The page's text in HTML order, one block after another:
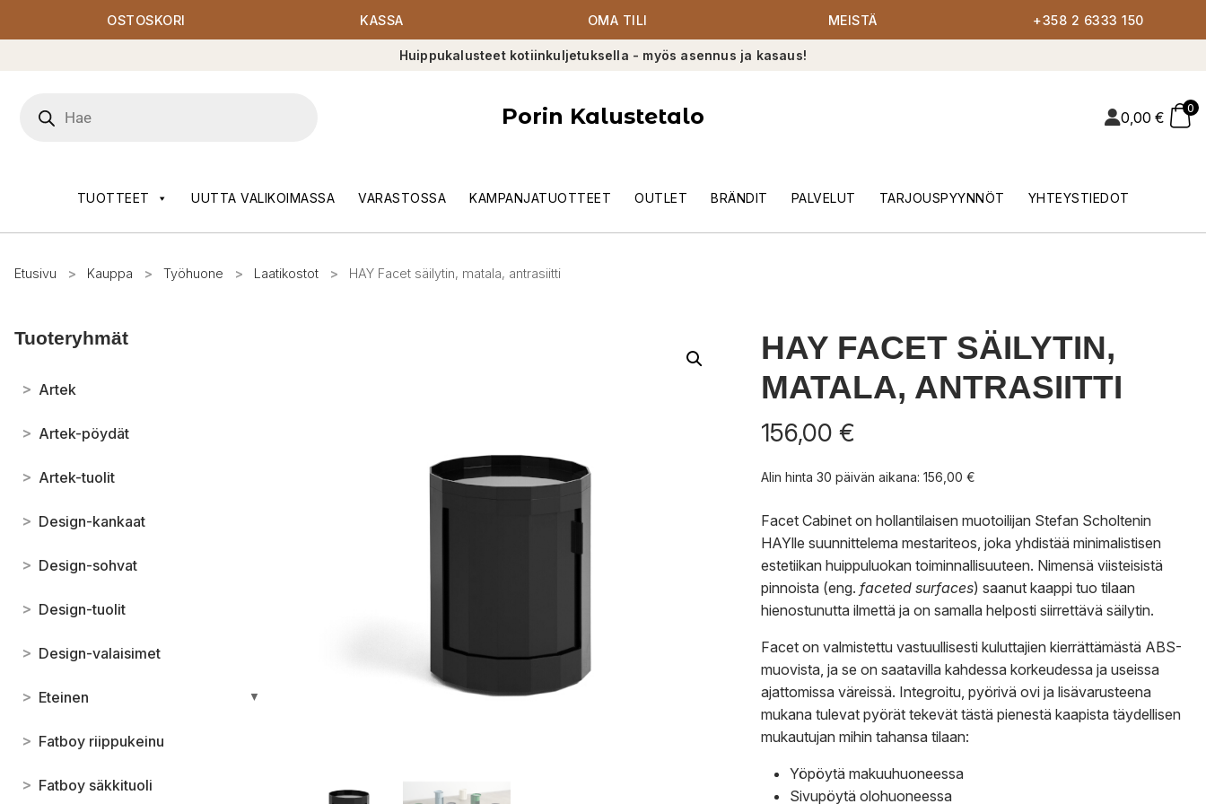
OSTOSKORI KASSA OMA TILI MEISTÄ +358 2 6333 150
Huippukalusteet kotiinkuljetuksella - myös asennus ja kasaus!
search
Porin Kalustetalo 0,00 €
0
TUOTTEET UUTTA VALIKOIMASSA VARASTOSSA KAMPANJATUOTTEET OUTLET BRÄNDIT PALVELUT TARJOUSPYYNNÖT YHTEYSTIEDOT
Etusivu > Kauppa > Työhuone > Laatikostot > HAY Facet säilytin, matala, antrasiitti
Tuoteryhmät
> Artek
> Artek-pöydät
> Artek-tuolit
> Design-kankaat
> Design-sohvat
> Design-tuolit
> Design-valaisimet
> Eteinen ▼
> Fatboy riippukeinu
> Fatboy säkkituoli
HAY FACET SÄILYTIN,
MATALA, ANTRASIITTI
156,00 €
Alin hinta 30 päivän aikana: 156,00 €
Facet Cabinet on hollantilaisen muotoilijan Stefan Scholtenin
HAYlle suunnittelema mestariteos, joka yhdistää minimalistisen
estetiikan huippuluokan toiminnallisuuteen. Nimensä viisteisistä
pinnoista (eng. faceted surfaces) saanut kaappi tuo tilaan
hienostunutta ilmettä ja on samalla helposti siirrettävä säilytin.
Facet on valmistettu vastuullisesti kuluttajien kierrättämästä ABS-
muovista, ja se on saatavilla kahdessa korkeudessa ja useissa
ajattomissa väreissä. Integroitu, pyörivä ovi ja lisävarusteena
mukana tulevat pyörät tekevät tästä pienestä kaapista täydellisen
mukautujan mihin tahansa tilaan:
Yöpöytä makuuhuoneessa
Sivupöytä olohuoneessa